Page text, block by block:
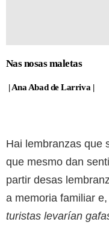
Nas nosas maletas
| Ana Abad de Larriva |
Hai lembranzas que
que mesmo dan
partir desas
a memoria familiar
turistas levarían